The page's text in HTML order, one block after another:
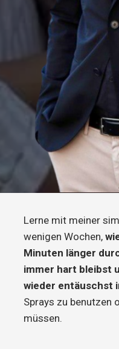
Lerne mit meiner
wenigen Wochen,
Minuten länger
immer hart bleibst
wieder entäuschst
Sprays zu benutzen
müssen.